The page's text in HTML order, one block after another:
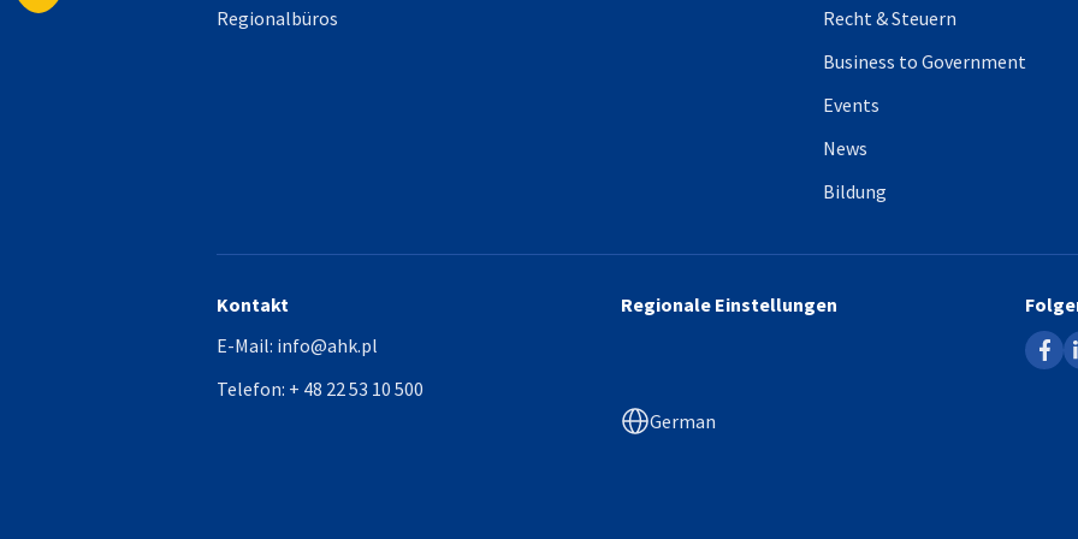
Verkleinern
Regionalbüros
Recht & Steuern
Business to Government
Events
News
Bildung
Kontakt
E-Mail: info@ahk.pl
Telefon: + 48 22 53 10 500
Regionale Einstellungen
German